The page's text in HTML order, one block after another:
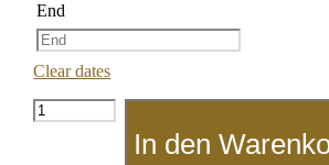
End
Clear dates
Glasschatulle
"Rechteck"
In den